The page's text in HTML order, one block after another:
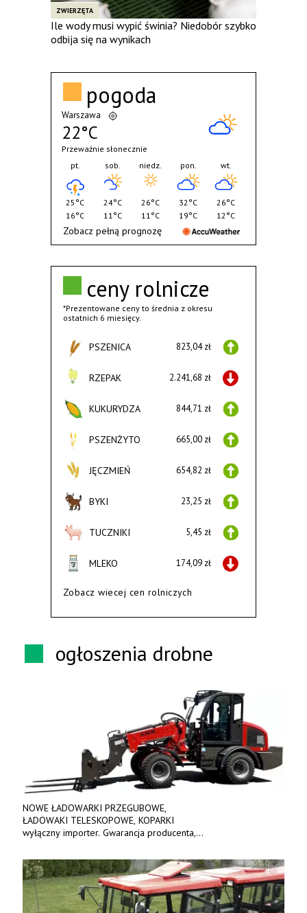
ZWIERZĘTA
Ile wody musi wypić świnia? Niedobór szybko
odbija się na wynikach
ceny rolnicze
*Prezentowane ceny to średnia z okresu
ostatnich 6 miesięcy.
PSZENICA 823,04 zł
RZEPAK 2.241,68 zł
KUKURYDZA 844,71 zł
PSZENŻYTO 665,00 zł
JĘCZMIEŃ 654,82 zł
BYKI 23,25 zł
TUCZNIKI 5,45 zł
MLEKO 174,09 zł
Zobacz wiecej cen rolniczych
pogoda
Warszawa
22°C
Przeważnie słonecznie
pt.
25°C
16°C
sob.
24°C
11°C
niedz.
26°C
11°C
pon.
32°C
19°C
wt.
26°C
12°C
Zobacz pełną prognozę
ogłoszenia drobne
NOWE ŁADOWARKI PRZEGUBOWE,
ŁADOWAKI TELESKOPOWE, KOPARKI
wyłączny importer. Gwarancja producenta,
Ceny od 69 000 zł netto wraz z osprzętem.
Tel: 509-365-675. www.kmm.info.pl